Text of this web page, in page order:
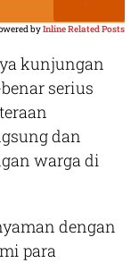
byInline Related Posts
kunjungan
serius
dan
warga di
dengan
para